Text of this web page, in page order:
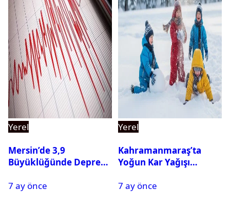
Yerel
Mersin’de 3,9
Büyüklüğünde Deprem
7 ay önce
Yerel
Kahramanmaraş’ta
Yoğun Kar Yağışı
Tatil
7 ay önce